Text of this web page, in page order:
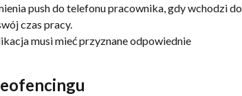
push do telefonu pracownika, gdy wchodzi do
czas pracy.
musi mieć przyznane odpowiednie